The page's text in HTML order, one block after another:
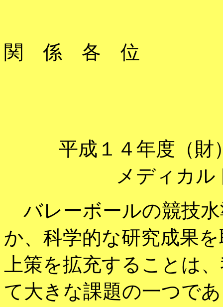
関 係 各 位
平成１４年度（財
メディカル
バレーボールの競技
か、科学的な研究成果
上策を拡充することは
て大きな課題の一つで